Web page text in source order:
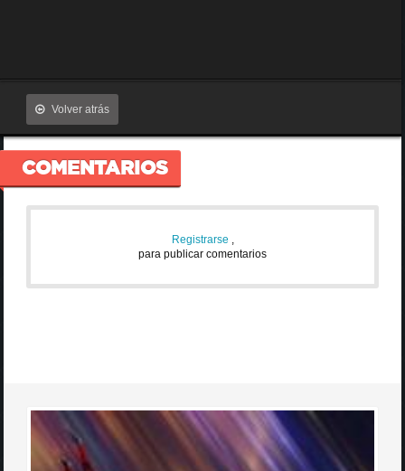
Volver atrás
COMENTARIOS
Registrarse ,
para publicar comentarios